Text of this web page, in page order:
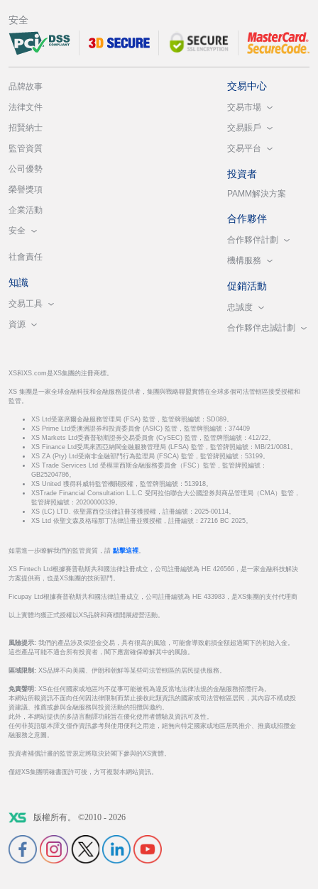
安全
品牌故事
法律文件
招賢納士
監管資質
公司優勢
榮譽獎項
企業活動
安全
社會責任
知識
交易工具
資源
交易中心
交易市場
交易賬戶
交易平台
投資者
PAMM解決方案
合作夥伴
合作夥伴計劃
機構服務
促銷活動
忠誠度
合作夥伴忠誠計劃
XS和XS.com是XS集團的注冊商標。
XS 集團是一家全球金融科技和金融服務提供者，集團與戰略聯盟實體在全球多個司法管轄區接受授權和
監管。
XS Ltd受塞席爾金融服務管理局 (FSA) 監管，監管牌照編號：SD089。
XS Prime Ltd受澳洲證券和投資委員會 (ASIC) 監管，監管牌照編號：374409
XS Markets Ltd受賽普勒斯證券交易委員會 (CySEC) 監管，監管牌照編號：412/22。
XS Finance Ltd受馬來西亞納閩金融服務管理局 (LFSA) 監管，監管牌照編號：MB/21/0081。
XS ZA (Pty) Ltd受南非金融部門行為監理局 (FSCA) 監管，監管牌照編號：53199。
XS Trade Services Ltd 受模里西斯金融服務委員會（FSC）監管，監管牌照編號：
GB25204786。
XS United 獲得科威特監管機關授權，監管牌照編號：513918。
XSTrade Financial Consultation L.L.C 受阿拉伯聯合大公國證券與商品管理局（CMA）監管，
監管牌照編號：20200000339。
XS (LC) LTD. 依聖露西亞法律註冊並獲授權，註冊編號：2025-00114。
XS Ltd 依聖文森及格瑞那丁法律註冊並獲授權，註冊編號：27216 BC 2025。
如需進一步瞭解我們的監管資質，請 點擊這裡。
XS Fintech Ltd根據賽普勒斯共和國法律註冊成立，公司註冊編號為 HE 426566，是一家金融科技解決
方案提供商，也是XS集團的技術部門。
Ficupay Ltd根據賽普勒斯共和國法律註冊成立，公司註冊編號為 HE 433983，是XS集團的支付代理商
以上實體均獲正式授權以XS品牌和商標開展經營活動。
風險提示: 我們的產品涉及保證金交易，具有很高的風險，可能會導致虧損金額超過閣下的初始入金。
這些產品可能不適合所有投資者，閣下應當確保瞭解其中的風險。
區域限制: XS品牌不向美國、伊朗和朝鮮等某些司法管轄區的居民提供服務。
免責聲明: XS在任何國家或地區均不從事可能被視為違反當地法律法規的金融服務招攬行為。
本網站所載資訊不面向任何因法律限制而禁止接收此類資訊的國家或司法管轄區居民，其內容不構成投
資建議、推薦或參與金融服務與投資活動的招攬與邀約。
此外，本網站提供的多語言翻譯功能旨在優化使用者體驗及資訊可及性。
任何非英語版本譯文僅作資訊參考與使用便利之用途，絕無向特定國家或地區居民推介、推廣或招攬金
融服務之意圖。
投資者補償計畫的監管規定將取決於閣下參與的XS實體。
僅經XS集團明確書面許可後，方可複製本網站資訊。
版權所有。 ©2010 - 2026